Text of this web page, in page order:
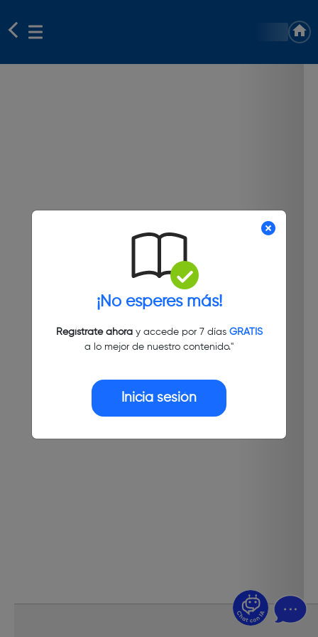
¡No esperes más!
Regístrate ahoray accede por 7 días GRATIS
a lo mejor de nuestro contenido."
Inicia sesión